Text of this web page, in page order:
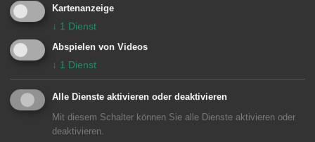
Amt für Tiefbau und Mobilität
Marktplatz 30
73430 Aalen
07361 52-1304
tiefbauamt@aalen.de
Kartenanzeige
↓ 1 Dienst
Abspielen von Videos
↓ 1 Dienst
Alle Dienste aktivieren oder deaktivieren
Mit diesem Schalter können Sie alle Dienste aktivieren oder
deaktivieren.